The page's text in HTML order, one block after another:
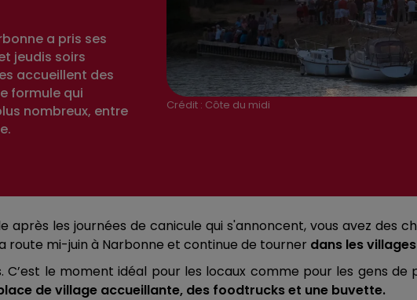
Crédit : Côte du midi
a pris ses
jeudis soirs
accueillent des
formule qui
nombreux, entre
après les journées de canicule qui s'annoncent, vous avez des
route mi-juin à Narbonne et continue de tourner dans les
C’est le moment idéal pour les locaux comme pour les gens
de village accueillante, des foodtrucks et une buvette.